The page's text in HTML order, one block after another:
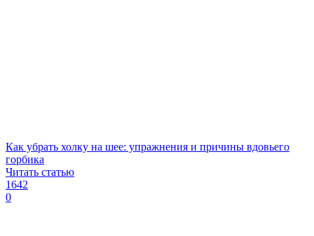
Как убрать холку на шее: упражнения и причины вдовьего
горбика
Читать статью
1642
0